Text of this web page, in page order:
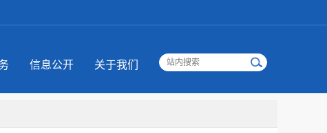
信息公开 关于我们